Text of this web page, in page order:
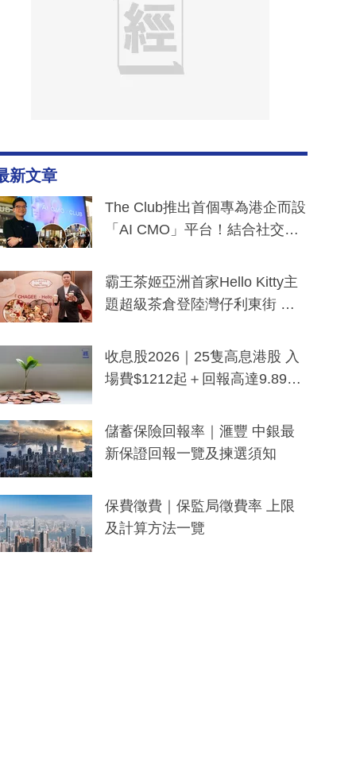
新文章
The Club推出首個專為港企而設
「AI CMO」平台！結合社交聆
分鐘生成「貼地」宣傳短片
霸王茶姬亞洲首家Hello Kitty主
題超級茶倉登陸灣仔利東街 推
y及香港限定特調系列
收息股2026｜25隻高息港股 入
場費$1212起＋回報高達9.89
儲蓄保險回報率｜滙豐 中銀最
新保證回報一覽及揀選須知
保費徵費｜保監局徵費率 上限
及計算方法一覽